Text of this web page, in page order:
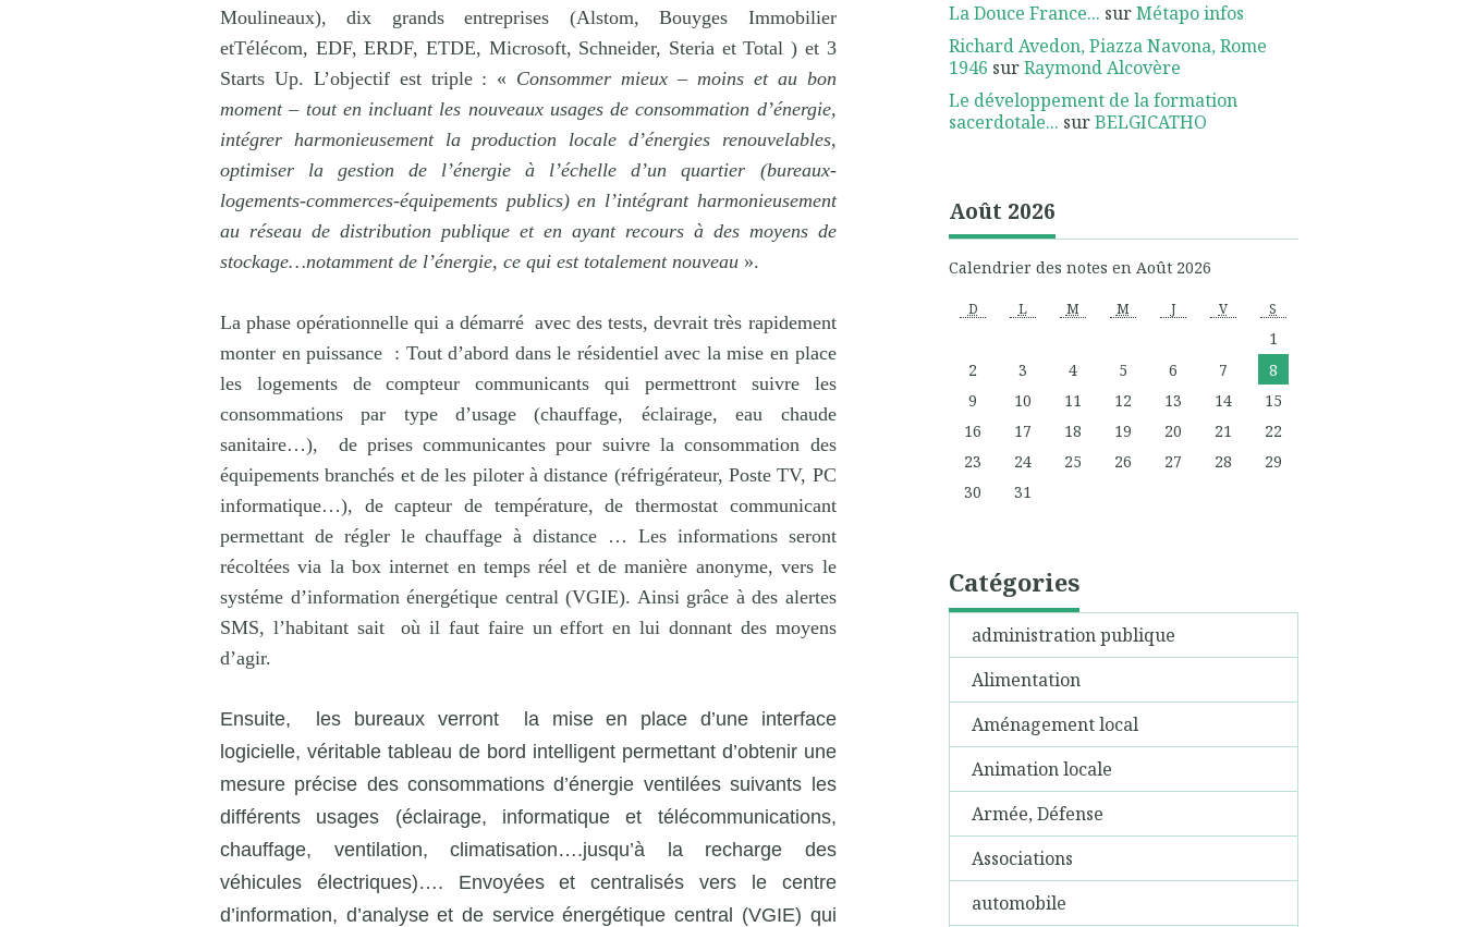
Moulineaux), dix grands entreprises (Alstom, Bouyges Immobilier
etTélécom, EDF, ERDF, ETDE, Microsoft, Schneider, Steria et Total ) et 3
Starts Up. L’objectif est triple : « Consommer mieux – moins et au bon
moment – tout en incluant les nouveaux usages de consommation d’énergie,
intégrer harmonieusement la production locale d’énergies renouvelables,
optimiser la gestion de l’énergie à l’échelle d’un quartier (bureaux-
logements-commerces-équipements publics) en l’intégrant harmonieusement
au réseau de distribution publique et en ayant recours à des moyens de
stockage…notamment de l’énergie, ce qui est totalement nouveau ».
La phase opérationnelle qui a démarré avec des tests, devrait très rapidement
monter en puissance : Tout d’abord dans le résidentiel avec la mise en place
les logements de compteur communicants qui permettront suivre les
consommations par type d’usage (chauffage, éclairage, eau chaude
sanitaire…),
de prises communicantes pour suivre la consommation des
équipements branchés et de les piloter à distance (réfrigérateur, Poste TV, PC
informatique…), de capteur de température, de thermostat communicant
permettant de régler le chauffage à distance … Les informations seront
récoltées via la box internet en temps réel et de manière anonyme, vers le
systéme d’information énergétique central (VGIE). Ainsi grâce à des alertes
SMS, l’habitant sait
où il faut faire un effort en lui donnant des moyens
d’agir.
Ensuite, les bureaux verront
la mise en place d’une interface
logicielle, véritable tableau de bord intelligent permettant d’obtenir une
mesure précise des consommations d’énergie ventilées suivants les
différents usages (éclairage, informatique et télécommunications,
chauffage, ventilation, climatisation….jusqu’à la recharge des
véhicules électriques)…. Envoyées et centralisés vers le centre
d’information, d’analyse et de service énergétique central (VGIE) qui
La Douce France... surMétapo infos
Richard Avedon, Piazza Navona, Rome
1946 surRaymond Alcovère
Le développement de la formation
sacerdotale... surBELGICATHO
Août 2026
Calendrier des notes en Août 2026
D L M M J V S
1
2
3 4 5 6 7
8
9
10 11 12 13 14
15
16
17 18 19 20 21
22
23
24 25 26 27 28
29
30
31
Catégories
administration publique
Alimentation
Aménagement local
Animation locale
Armée, Défense
Associations
automobile